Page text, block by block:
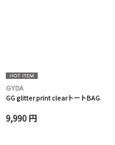
GYDA
GG glitter print clearトートBAG
9,990 円